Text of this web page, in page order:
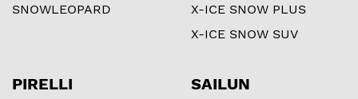
SNOWLEOPARD
X-ICE SNOW PLUS
X-ICE SNOW SUV
PIRELLI SAILUN